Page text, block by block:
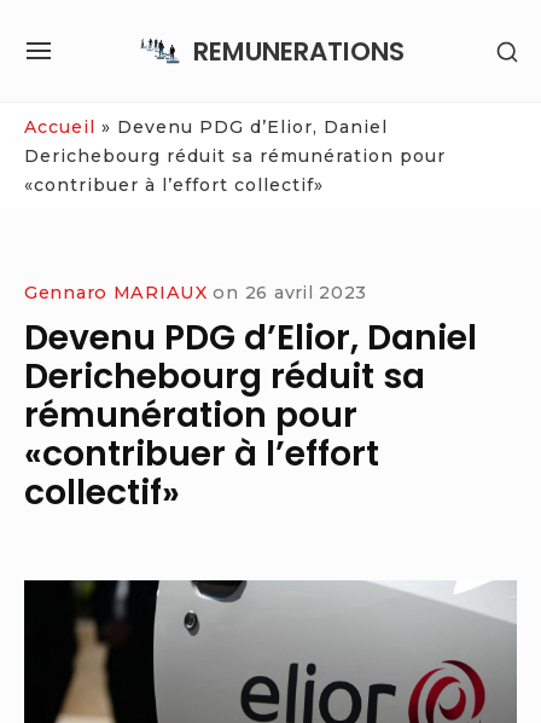
REMUNERATIONS
SITE
Accueil » Devenu PDG d’Elior, Daniel
Derichebourg réduit sa rémunération pour
«contribuer à l’effort collectif»
Gennaro MARIAUX on 26 avril 2023
Devenu PDG d’Elior, Daniel
Derichebourg réduit sa
rémunération pour
«contribuer à l’effort
collectif»